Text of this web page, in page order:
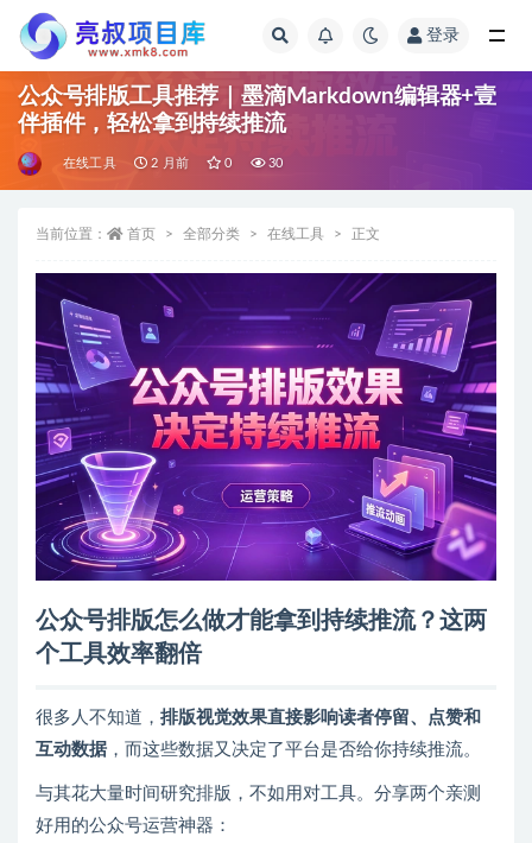
登录
公众号排版工具推荐｜墨滴Markdown编辑器+壹
伴插件，轻松拿到持续推流
在线工具 2 月前 0 30
当前位置： 首页 全部分类 在线工具 正文
公众号排版怎么做才能拿到持续推流？这两
个工具效率翻倍
很多人不知道， 排版视觉效果直接影响读者停留、点赞和
互动数据 ，而这些数据又决定了平台是否给你持续推流。
与其花大量时间研究排版，不如用对工具。分享两个亲测
好用的公众号运营神器：